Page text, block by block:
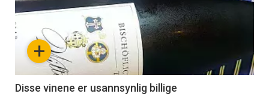
akkurat
nå
2
+
Disse vinene er usannsynlig billige